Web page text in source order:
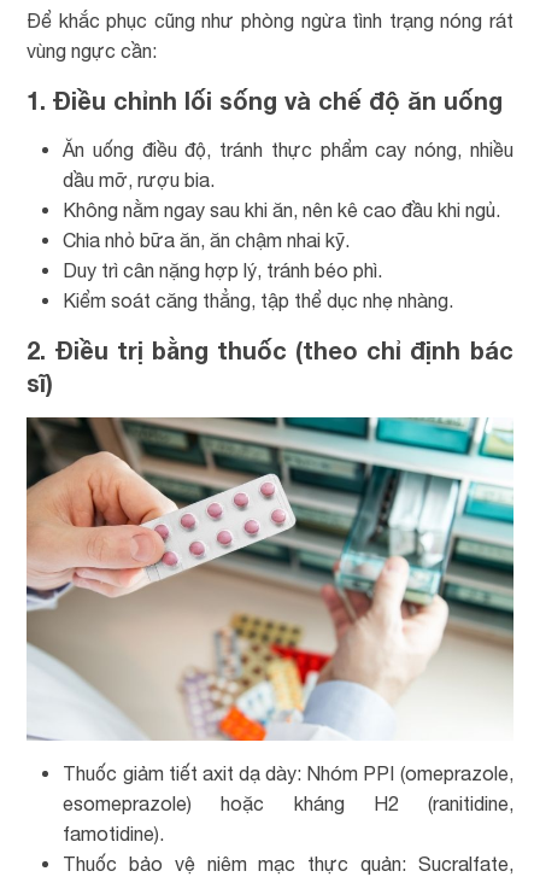
Để khắc phục cũng như phòng ngừa tình trạng nóng rát
vùng ngực cần:
1. Điều chỉnh lối sống và chế độ ăn uống
Ăn uống điều độ, tránh thực phẩm cay nóng, nhiều
dầu mỡ, rượu bia.
Không nằm ngay sau khi ăn, nên kê cao đầu khi ngủ.
Chia nhỏ bữa ăn, ăn chậm nhai kỹ.
Duy trì cân nặng hợp lý, tránh béo phì.
Kiểm soát căng thẳng, tập thể dục nhẹ nhàng.
2. Điều trị bằng thuốc (theo chỉ định bác
sĩ)
Thuốc giảm tiết axit dạ dày: Nhóm PPI (omeprazole,
esomeprazole) hoặc kháng H2 (ranitidine,
famotidine).
Thuốc bảo vệ niêm mạc thực quản: Sucralfate,